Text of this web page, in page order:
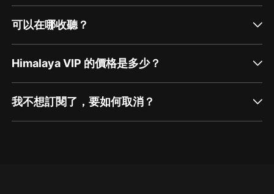
可以在哪收聽？
Himalaya VIP 的價格是多少？
我不想訂閱了，要如何取消？